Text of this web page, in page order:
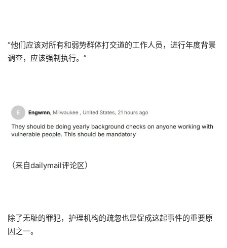
“他们应该对所有和弱势群体打交道的工作人员，进行年度背景
调查，应该强制执行。”
（来自dailymail评论区）
除了无耻的罪犯，护理机构的疏忽也是促成这起事件的重要原
因之一。